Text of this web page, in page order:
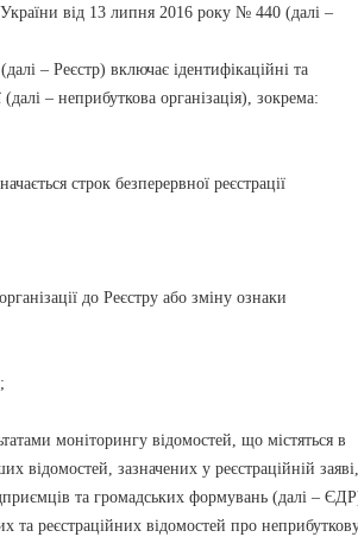
від 13 липня 2016 року № 440 (далі –
– Реєстр) включає ідентифікаційні та
– неприбуткова організація), зокрема:
строк безперервної реєстрації
до Реєстру або зміну ознаки
моніторингу відомостей, що містяться в
відомостей, зазначених у реєстраційній заяві,
та громадських формувань (далі –
та реєстраційних відомостей про